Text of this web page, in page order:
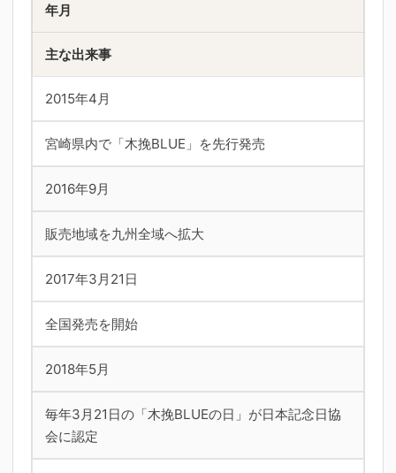
年月
主な出来事
2015年4月
宮崎県内で「木挽BLUE」を先行発売
2016年9月
販売地域を九州全域へ拡大
2017年3月21日
全国発売を開始
2018年5月
毎年3月21日の「木挽BLUEの日」が日本記念日協
会に認定